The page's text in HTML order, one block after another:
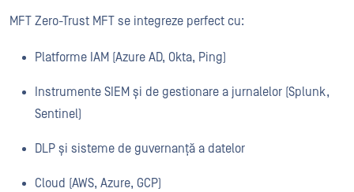
MFT Zero-Trust MFT se integreze perfect cu:
Platforme IAM (Azure AD, Okta, Ping)
Instrumente SIEM și de gestionare a jurnalelor (Splunk,
Sentinel)
DLP și sisteme de guvernanță a datelor
Cloud (AWS, Azure, GCP)